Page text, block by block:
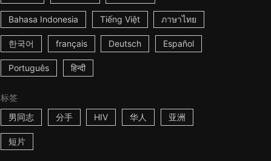
Bahasa Indonesia Tiếng Việt ภาษาไทย
한국어 français Deutsch Español
Português हिन्दी
标签
男同志
分手 HIV 华人 亚洲
短片